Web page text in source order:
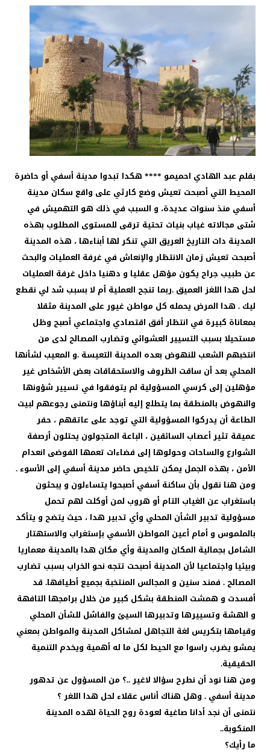
بقلم عبد الهادي احميمو **** هكدا تبدوا مدينة أسفي أو حاضرة
المحيط التي أصبحت تعيش وضع كارثي على واقع سكان مدينة
أسفي منذ سنوات عديدة، و السبب في ذلك هو التهميش في
شتى مجالاته غياب بنيات تحتية ترقى للمستوى المطلوب بهذه
المدينة دات التاريخ العريق التي تنكر لها أبناءها ، هذه المدينة
أصبحت تعيش زمان الانتظار والإنعاش في غرفة العمليات والبحث
عن طبيب جراح يكون مؤهل عقليا و دهنيا داخل غرفة العمليات
لحل هدا اللغز العميق .ربما تنجح العملية أم لا بسبب شد لي نقطع
ليك . هدا المرض يحمله كل مواطن غيور على المدينة مثقلا
بمعاناة كبيرة في انتظار أفق اقتصادي واجتماعي أصبح وظل
مستحيلا بسبب التسيير العشوائي وتضارب المصالح لدى من
انتخبهم الشعب للنهوض بعده المدينة التعيسة .و المعيب لشأنها
المحلي بعد أن ساقت الظروف والاستحقاقات بعض الأشخاص غير
مؤهلين إلى كرسي المسؤولية لم يتوفقوا في تسيير شؤونها
والنهوض بالمنطقة بما يتطلع إليه أبناؤها ونتمنى رجوعهم لبيت
الطاعة أن يدركوا المسؤولية التي توجد على عاتقهم ، حفر
عميقة تثير أعصاب السائقين ، الباعة المتجولون يحتلون أرصفة
الشوارع والساحات وحولوها إلى فضاءات تعمها الفوضى انعدام
الأمن ، بهذه الجمل يمكن تلخيص حاضر مدينة أسفي إلى الأسوء .
ومن هنا نقول بأن ساكنة أسفي أصبحوا يتساءلون و يبحثون
باستغراب عن الغياب التام أو هروب لمن أوكلت لهم تحمل
مسؤولية تدبير الشأن المحلي وأي تدبير هدا ، حيث يتضح و يتأكد
بالملموس و أمام أعين المواطن الأسفي بإستغراب والاستهتار
الشامل بجمالية المكان والمدينة وأي مكان هدا بالمدينة معماريا
وبيئيا واجتماعيا لأن المدينة أصبحت تتجه نحو الخراب بسبب تضارب
المصالح . فمند سنين و المجالس المنتخبة بجميع أطيافها. قد
أفسدت و همشت المنطقة بشكل كبير من خلال برامجها التافهة
و الهشة وتسييرها وتدبيرها السيئ والفاشل للشأن المحلي
وقيامها بتكريس لغة التجاهل لمشاكل المدينة والمواطن بمعني
يمشو يضرب راسوا مع الحيط لكل ما له أهمية ويخدم التنمية
الحقيقية.
ومن هنا نود أن نطرح سؤالا لاغير ..؟ من المسؤول عن تدهور
مدينة أسفي . وهل هناك أناس عقلاء لحل هدا اللغر ؟
نتمنى أن نجد أدانا صاغية لعودة روح الحياة لهده المدينة
المنكوبة..
ما رأيك؟